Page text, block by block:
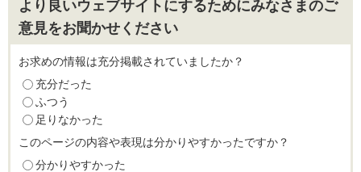
より良いウェブサイトにするためにみなさまのご
意見をお聞かせください
お求めの情報は充分掲載されていましたか？
充分だった
ふつう
足りなかった
このページの内容や表現は分かりやすかったですか？
分かりやすかった